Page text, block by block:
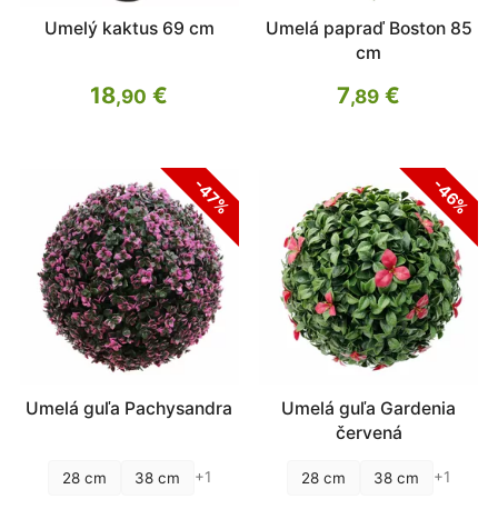
Umelý kaktus 69 cm
18,90 €
Umelá papraď Boston 85
cm
7,89 €
-47%
Umelá guľa Pachysandra
28 cm 38 cm +1
-46%
Umelá guľa Gardenia
červená
28 cm 38 cm +1